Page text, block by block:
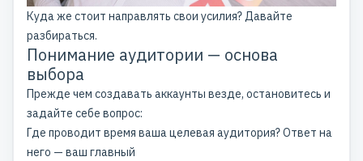
Куда же стоит направлять свои усилия? Давайте
разбираться.
Понимание аудитории — основа
выбора
Прежде чем создавать аккаунты везде, остановитесь и
задайте себе вопрос:
Где проводит время ваша целевая аудитория? Ответ на
него — ваш главный